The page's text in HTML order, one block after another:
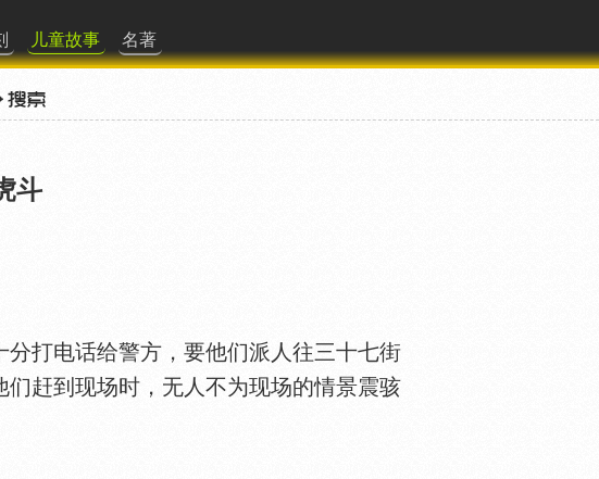
儿童故事 名著
斗
打电话给警方，要他们派人往三十七街
赶到现场时，无人不为现场的情景震骇